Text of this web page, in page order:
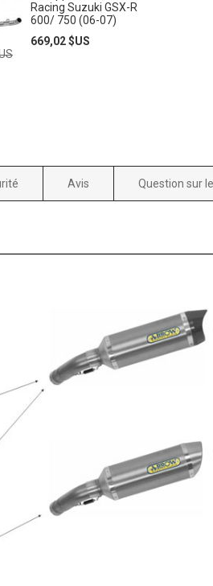
Racing Suzuki GSX-R
600/ 750 (06-07)
Prix
669,02 $US
Avis Question sur